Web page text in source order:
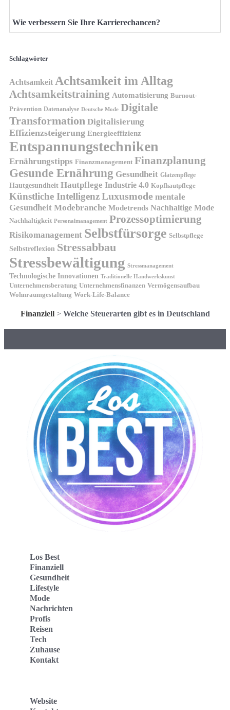
Wie verbessern Sie Ihre Karrierechancen?
Schlagwörter
Achtsamkeit Achtsamkeit im Alltag
Achtsamkeitstraining Automatisierung Burnout-
Prävention Datenanalyse Deutsche Mode Digitale
Transformation Digitalisierung
Effizienzsteigerung Energieeffizienz
Entspannungstechniken
Ernährungstipps Finanzmanagement Finanzplanung
Gesunde Ernährung Gesundheit Glatzenpflege
Hautgesundheit Hautpflege Industrie 4.0 Kopfhautpflege
Künstliche IntelligenzLuxusmode mentale
Gesundheit Modebranche Modetrends Nachhaltige Mode
Nachhaltigkeit Personalmanagement Prozessoptimierung
Risikomanagement Selbstfürsorge Selbstpflege
Selbstreflexion Stressabbau
Stressbewältigung Stressmanagement
Technologische Innovationen Traditionelle Handwerkskunst
Unternehmensberatung Unternehmensfinanzen Vermögensaufbau
Wohnraumgestaltung Work-Life-Balance
Finanziell> Welche Steuerarten gibt es in Deutschland
Los Best
Finanziell
Gesundheit
Lifestyle
Mode
Nachrichten
Profis
Reisen
Tech
Zuhause
Kontakt
Website